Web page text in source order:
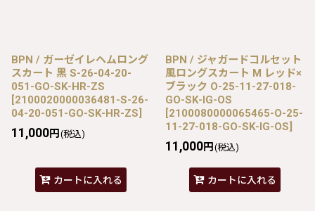
BPN / ガーゼイレヘムロング
スカート 黒 S-26-04-20-
051-GO-SK-HR-ZS
[2100020000036481-S-26-
04-20-051-GO-SK-HR-ZS]
11,000円 (税込)
カートに入れる
BPN / ジャガードコルセット
風ロングスカート M レッド×
ブラック O-25-11-27-018-
GO-SK-IG-OS
[2100080000065465-O-25-
11-27-018-GO-SK-IG-OS]
11,000円 (税込)
カートに入れる